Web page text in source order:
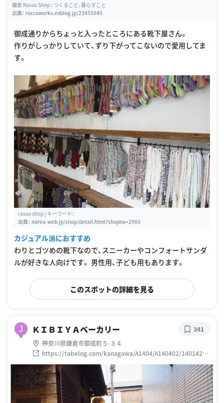
鎌倉 Rasox Shop : つくること、暮らすこと
出典： roccoworks.exblog.jp/23455040
御成通りからちょっと入ったところにある靴下屋さん。
作りがしっかりしていて、ずり下がってこないので愛用してま
す。
rasox shop | キーワード：
出典： mirea-web.jp/shop/detail.html?shopno=2960
カジュアル派におすすめ
わりとゴツめの靴下なので、スニーカーやコンフォートサンダ
ルが好きな人向けです。 男性用、子ども用もあります。
このスポットの詳細を見る
J ＫＩＢＩＹＡベーカリー
神奈川県鎌倉市御成町５-３４
https://tabelog.com/kanagawa/A1404/A140402/14014244
/
341